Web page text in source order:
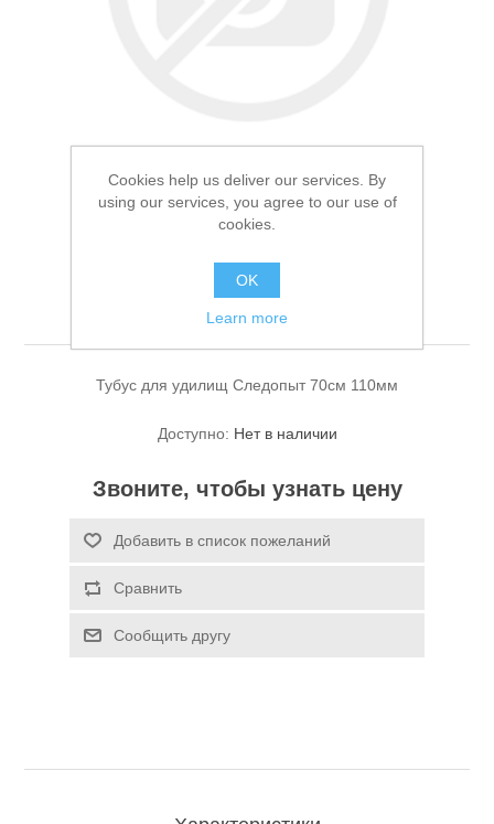
Спасательные средства
Тубус для удилищ
Следопыт 70см 110мм
Тубус для удилищ Следопыт 70см 110мм
Доступно: Нет в наличии
Звоните, чтобы узнать цену
Добавить в список пожеланий
Сравнить
Сообщить другу
Cookies help us deliver our services. By
using our services, you agree to our use of
cookies.
OK
Learn more